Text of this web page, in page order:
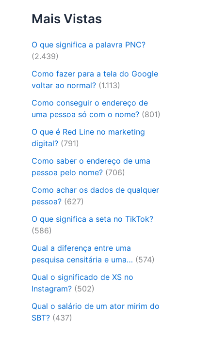
Mais Vistas
O que significa a palavra PNC?
(2.439)
Como fazer para a tela do Google
voltar ao normal? (1.113)
Como conseguir o endereço de
uma pessoa só com o nome? (801)
O que é Red Line no marketing
digital? (791)
Como saber o endereço de uma
pessoa pelo nome? (706)
Como achar os dados de qualquer
pessoa? (627)
O que significa a seta no TikTok?
(586)
Qual a diferença entre uma
pesquisa censitária e uma… (574)
Qual o significado de XS no
Instagram? (502)
Qual o salário de um ator mirim do
SBT? (437)